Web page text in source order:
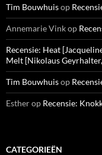
Tim Bouwhuisop
Annemarie Vinkop
Recensie: Heat
Melt [Nikolaus
Tim Bouwhuisop
Estherop Recensie:
CATEGORIEËN